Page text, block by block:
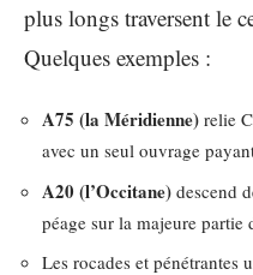
plus longs traversent le
Quelques exemples :
A75 (la Méridienne) relie
avec un seul ouvrage
A20 (l’Occitane) descend
péage sur la majeure partie
Les rocades et pénétrantes